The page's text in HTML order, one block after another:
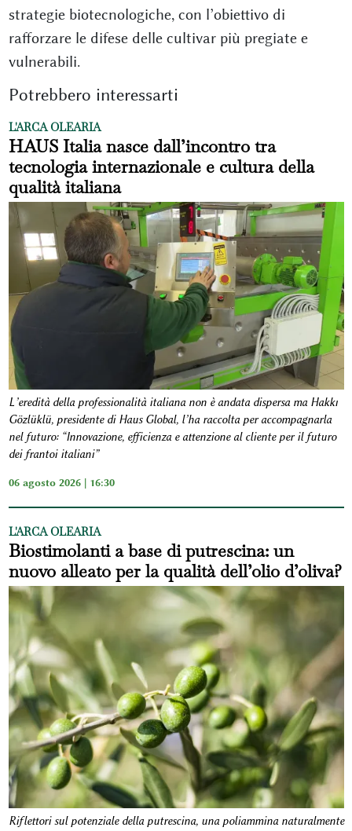
strategie biotecnologiche, con l’obiettivo di
rafforzare le difese delle cultivar più pregiate e
vulnerabili.
Potrebbero interessarti
L'ARCA OLEARIA
HAUS Italia nasce dall’incontro tra
tecnologia internazionale e cultura della
qualità italiana
L’eredità della professionalità italiana non è andata dispersa ma Hakkı
Gözlüklü, presidente di Haus Global, l’ha raccolta per accompagnarla
nel futuro: “Innovazione, efficienza e attenzione al cliente per il futuro
dei frantoi italiani”
06 agosto 2026 | 16:30
L'ARCA OLEARIA
Biostimolanti a base di putrescina: un
nuovo alleato per la qualità dell’olio d’oliva?
Riflettori sul potenziale della putrescina, una poliammina naturalmente